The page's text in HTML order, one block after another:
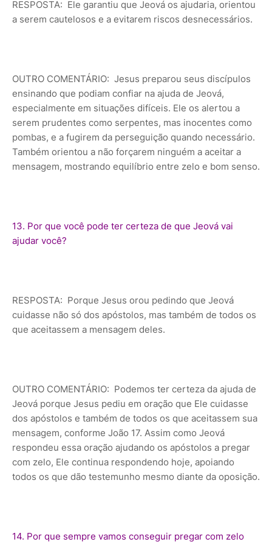
RESPOSTA: Ele garantiu que Jeová os ajudaria, orientou
a serem cautelosos e a evitarem riscos desnecessários.
OUTRO COMENTÁRIO: Jesus preparou seus discípulos
ensinando que podiam confiar na ajuda de Jeová,
especialmente em situações difíceis. Ele os alertou a
serem prudentes como serpentes, mas inocentes como
pombas, e a fugirem da perseguição quando necessário.
Também orientou a não forçarem ninguém a aceitar a
mensagem, mostrando equilíbrio entre zelo e bom senso.
13. Por que você pode ter certeza de que Jeová vai
ajudar você?
RESPOSTA: Porque Jesus orou pedindo que Jeová
cuidasse não só dos apóstolos, mas também de todos os
que aceitassem a mensagem deles.
OUTRO COMENTÁRIO: Podemos ter certeza da ajuda de
Jeová porque Jesus pediu em oração que Ele cuidasse
dos apóstolos e também de todos os que aceitassem sua
mensagem, conforme João 17. Assim como Jeová
respondeu essa oração ajudando os apóstolos a pregar
com zelo, Ele continua respondendo hoje, apoiando
todos os que dão testemunho mesmo diante da oposição.
14. Por que sempre vamos conseguir pregar com zelo